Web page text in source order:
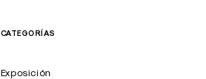
CATEGORÍAS
Exposición